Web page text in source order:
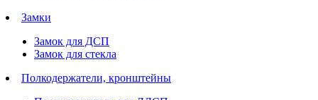
Замки
Замок для ДСП
Замок для стекла
Полкодержатели, кронштейны